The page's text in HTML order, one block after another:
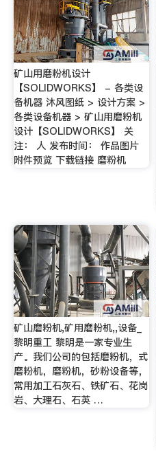
矿山用磨粉机设计
【SOLIDWORKS】 - 各类设
备机器 沐风图纸 > 设计方案 >
各类设备机器 > 矿山用磨粉机
设计【SOLIDWORKS】 关
注： 人 发布时间： 作品图片
附件预览 下载链接 磨粉机
矿山磨粉机,矿用磨粉机,,设备_
黎明重工 黎明是一家专业生
产。我们公司的包括磨粉机，式
磨粉机，磨粉机，砂粉设备等，
常用加工石灰石、铁矿石、花岗
岩、大理石、石英 …